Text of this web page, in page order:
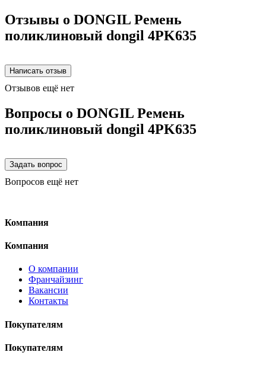
Отзывы о DONGIL Ремень
поликлиновый dongil 4PK635
Отзывов ещё нет
Вопросы о DONGIL Ремень
поликлиновый dongil 4PK635
Вопросов ещё нет
Компания
Компания
О компании
Франчайзинг
Вакансии
Контакты
Покупателям
Покупателям